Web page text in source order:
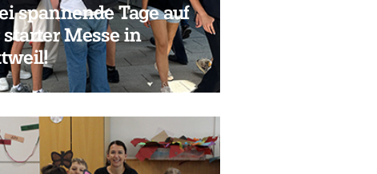
spannende Tage auf
Messe in